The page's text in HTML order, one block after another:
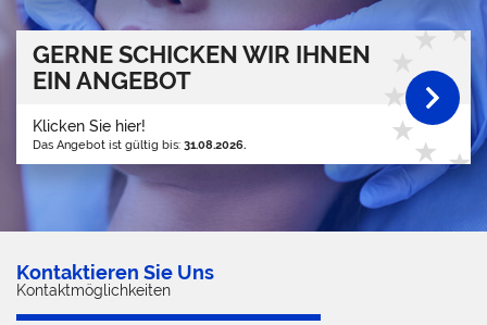
GERNE SCHICKEN WIR IHNEN
EIN ANGEBOT
Klicken Sie hier!
Das Angebot ist gültig bis: 31.08.2026.
Kontaktieren Sie Uns
Kontaktmöglichkeiten